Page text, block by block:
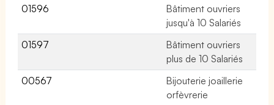
01596
Bâtiment ouvriers
jusqu'à 10 Salariés
01597
Bâtiment ouvriers
plus de 10 Salariés
00567
Bijouterie joaillerie
orfèvrerie